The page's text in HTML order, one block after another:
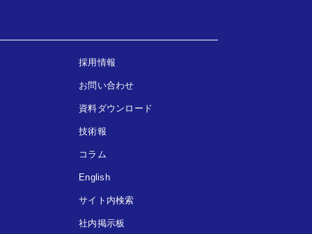
採用情報
お問い合わせ
資料ダウンロード
技術報
コラム
English
サイト内検索
社内掲示板